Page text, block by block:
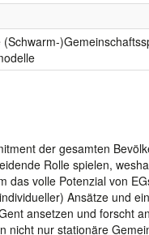
der gesamten
Rolle spielen,
das volle Potenzial von
Ansätze und
ansetzen und forscht
nicht nur stationäre